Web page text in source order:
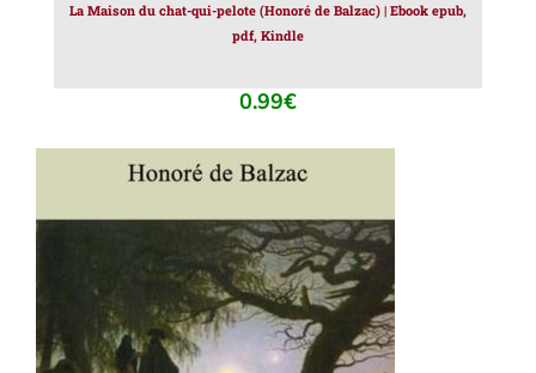
La Maison du chat-qui-pelote (Honoré de Balzac) | Ebook epub,
pdf, Kindle
0.99€